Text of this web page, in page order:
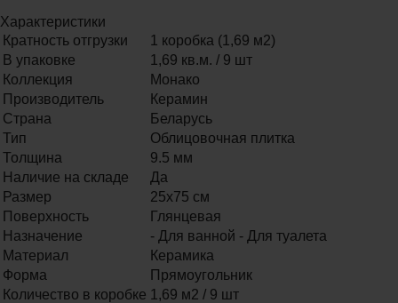
Характеристики
Кратность отгрузки
1 коробка (1,69 м2)
В упаковке
1,69 кв.м. / 9 шт
Коллекция
Монако
Производитель
Керамин
Страна
Беларусь
Тип
Облицовочная плитка
Толщина
9.5 мм
Наличие на складе
Да
Размер
25х75 см
Поверхность
Глянцевая
Назначение
- Для ванной - Для туалета
Материал
Керамика
Форма
Прямоугольник
Количество в коробке 1,69 м2 / 9 шт